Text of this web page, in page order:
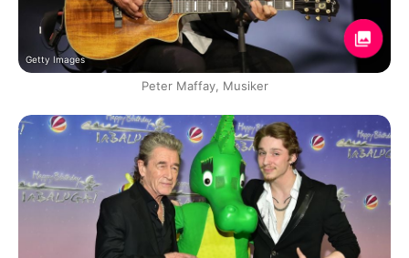
Getty Images
Peter Maffay, Musiker